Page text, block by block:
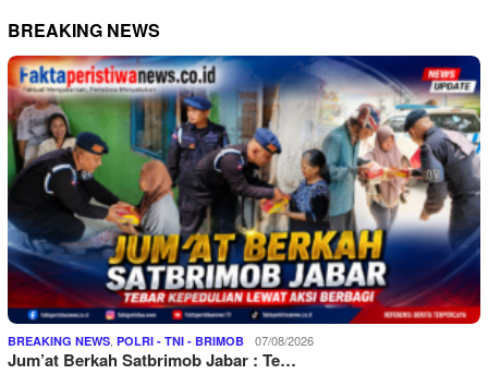
BREAKING NEWS
BREAKING NEWS POLRI - TNI - BRIMOB 07/08/2026
Jum’at Berkah Satbrimob Jabar : Te…